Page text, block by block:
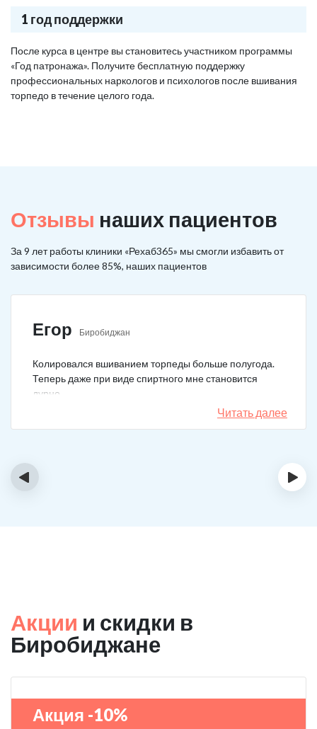
1 год поддержки
После курса в центре вы становитесь участником программы
«Год патронажа». Получите бесплатную поддержку
профессиональных наркологов и психологов после вшивания
торпедо в течение целого года.
Отзывы наших пациентов
За 9 лет работы клиники «Рехаб365» мы смогли избавить от
зависимости более 85%, наших пациентов
Егор Биробиджан
Колировался вшиванием торпеды больше полугода.
Теперь даже при виде спиртного мне становится
дурно.
Читать далее
‹ ›
Акции и скидки в
Биробиджане
Акция -10%